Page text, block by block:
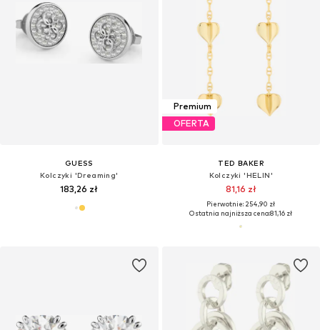
GUESS
Kolczyki 'Dreaming'
183,26 zł
Premium
OFERTA
TED BAKER
Kolczyki 'HELIN'
81,16 zł
Pierwotnie: 254,90 zł
Ostatnia najniższa cena:81,16 zł